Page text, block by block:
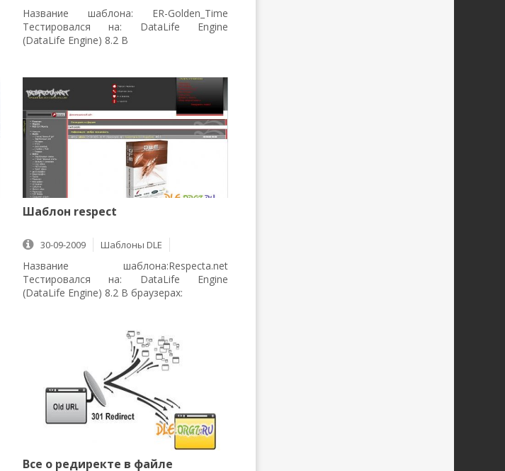
Название шаблона: ER-Golden_Time
Тестировался на: DataLife Engine
(DataLife Engine) 8.2 В
Шаблон respect
30-09-2009
Шаблоны DLE
Название шаблона:Respecta.net
Тестировался на: DataLife Engine
(DataLife Engine) 8.2 В браузерах:
Все о редиректе в файле